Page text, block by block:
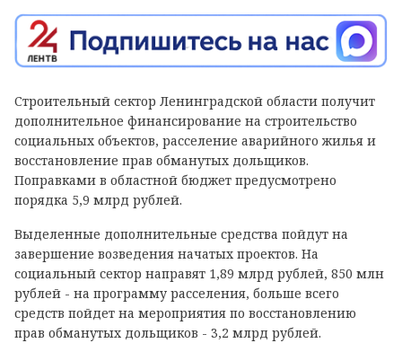
Строительный сектор Ленинградской области получит
дополнительное финансирование на строительство
социальных объектов, расселение аварийного жилья и
восстановление прав обманутых дольщиков.
Поправками в областной бюджет предусмотрено
порядка 5,9 млрд рублей.
Выделенные дополнительные средства пойдут на
завершение возведения начатых проектов. На
социальный сектор направят 1,89 млрд рублей, 850 млн
рублей - на программу расселения, больше всего
средств пойдет на мероприятия по восстановлению
прав обманутых дольщиков - 3,2 млрд рублей.